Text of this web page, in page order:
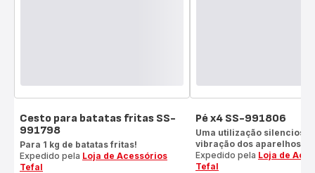
Cesto para batatas fritas SS-
991798
Para 1 kg de batatas fritas!
Expedido pela Loja de Acessórios
Tefal
Pé x4 SS-991806
Uma utilização silenciosa
vibração dos aparelhos!
Expedido pela Loja de
Tefal